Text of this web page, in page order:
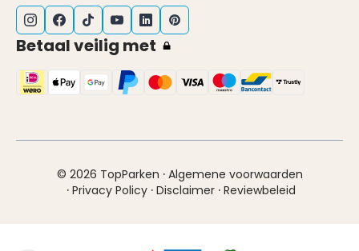
Betaal veilig met
© 2026 TopParken · Algemene voorwaarden
· Privacy Policy · Disclaimer · Reviewbeleid